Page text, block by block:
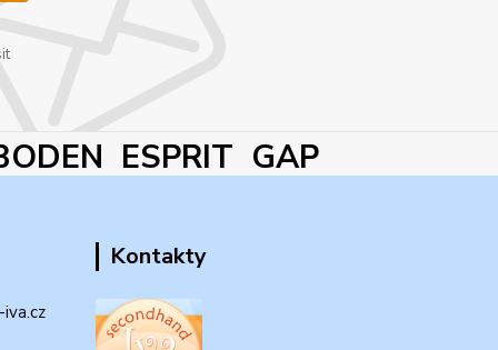
ESPRIT GAP
Kontakty